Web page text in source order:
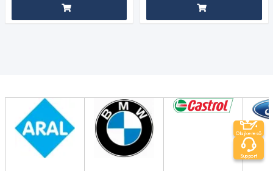
Olajkereső
Support